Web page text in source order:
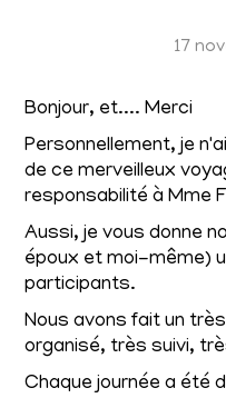
17
Bonjour, et.... Merci
Personnellement, je
de ce merveilleux
responsabilité à Mme
Aussi, je vous donne
époux et moi-même)
participants.
Nous avons fait un
organisé, très suivi,
Chaque journée a été